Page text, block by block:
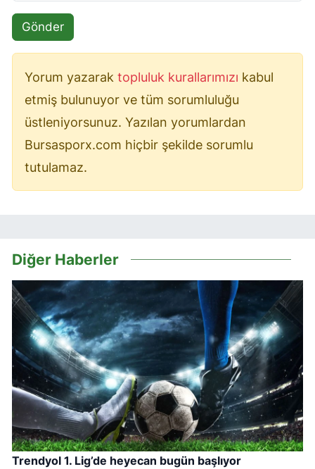
Gönder
Yorum yazarak topluluk kurallarımızı kabul
etmiş bulunuyor ve tüm sorumluluğu
üstleniyorsunuz. Yazılan yorumlardan
Bursasporx.com hiçbir şekilde sorumlu
tutulamaz.
Diğer Haberler
Trendyol 1. Lig’de heyecan bugün başlıyor